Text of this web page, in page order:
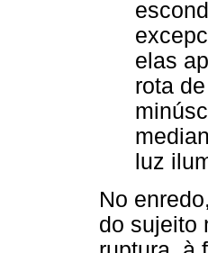
elas
rota
luz
No
do sujeito